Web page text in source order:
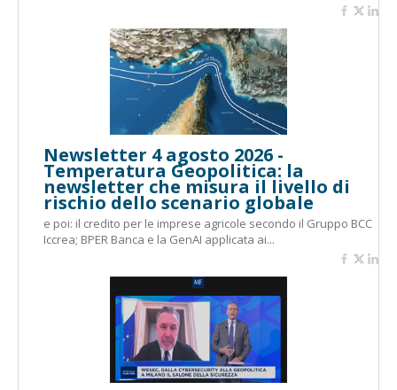
Newsletter 4 agosto 2026 -
Temperatura Geopolitica: la
newsletter che misura il livello di
rischio dello scenario globale
e poi: il credito per le imprese agricole secondo il Gruppo BCC
Iccrea; BPER Banca e la GenAI applicata ai...